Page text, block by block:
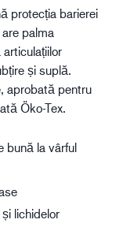
protecția barierei
palma
și suplă.
aprobată pentru
Öko-Tex.
bună la vârful
lichidelor